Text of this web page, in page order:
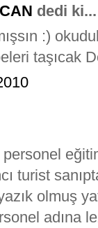
dedi ki...
:)
taşıcak
turist
olmuş
adına